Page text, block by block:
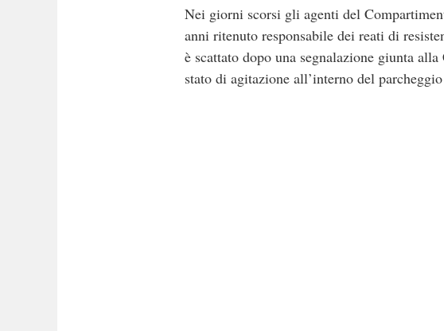
Nei giorni scorsi gli agenti del
anni ritenuto responsabile dei reati di
è scattato dopo una segnalazione giunta
stato di agitazione all’interno del